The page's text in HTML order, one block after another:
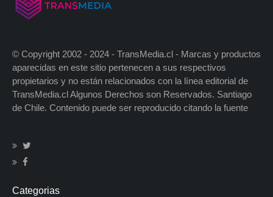
© Copyright 2002 - 2024 - TransMedia.cl - Marcas y productos
aparecidas en este sitio pertenecen a sus respectivos
propietarios y no están relacionados con la línea editorial de
TransMedia.cl Algunos Derechos son Reservados. Santiago
de Chile. Contenido puede ser reproducido citando la fuente
Categorias